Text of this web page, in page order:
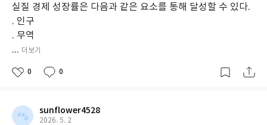
실질 경제 성장률은 다음과 같은 요소를 통해 달성할 수 있다.
. 인구
. 무역
... 더보기
0 0
sunflower4528
2026. 5. 2